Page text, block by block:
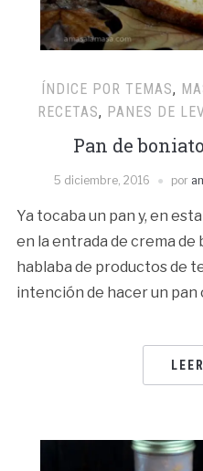
ÍNDICE POR TEMAS,
RECETAS, PANES DE
Pan de
5 diciembre, 2016 por
Ya tocaba un pan y, en
en la entrada de crema de
hablaba de productos de
intención de hacer un pan